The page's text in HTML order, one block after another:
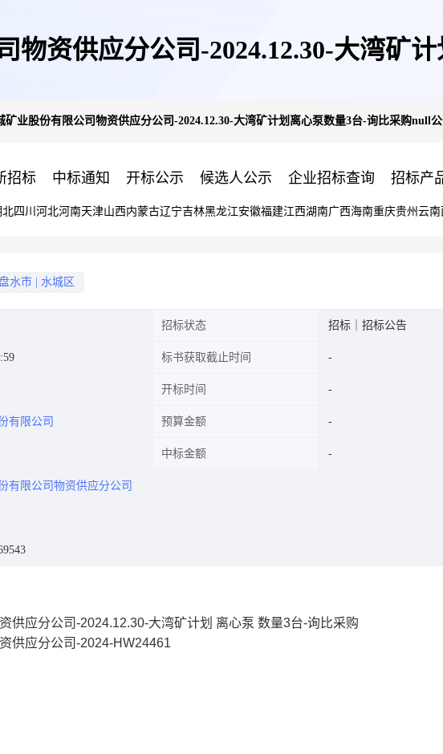
物资供应分公司-2024.12.30-大湾矿
矿业股份有限公司物资供应分公司-2024.12.30-大湾矿计划离心泵数量3台-询比采购null
招标 中标通知 开标公示 候选人公示 企业招标查询 招标产
北四川 河北河南天津山西内蒙古辽宁吉林黑龙江安徽福建江西湖南广西海南重庆贵州 云南
水市 水城区
招标状态 招标｜招标公告
标书获取截止时间
开标时间
有限公司 预算金额
中标金额
有限公司物资供应分公司
供应分公司-2024.12.30-大湾矿计划 离心泵 数量3台-询比采购
供应分公司-2024-HW24461